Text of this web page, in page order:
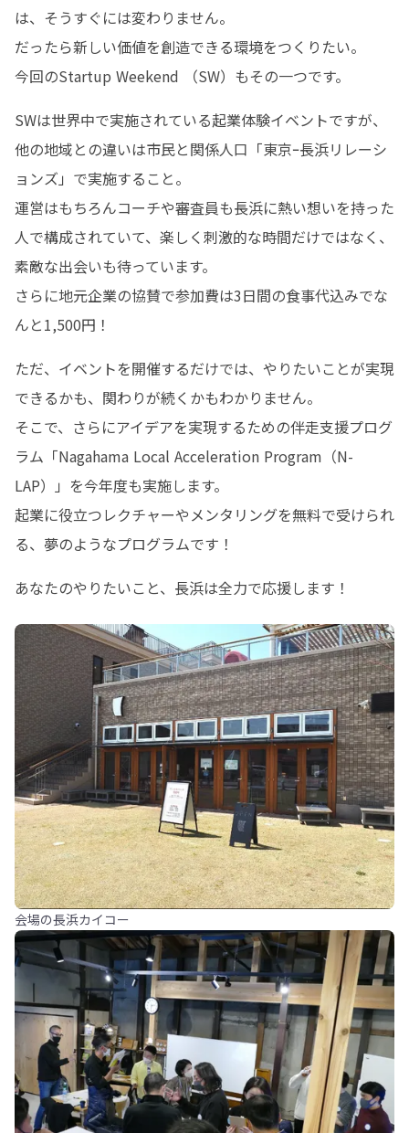
は、そうすぐには変わりません。
だったら新しい価値を創造できる環境をつくりたい。
今回のStartup Weekend （SW）もその一つです。
SWは世界中で実施されている起業体験イベントですが、
他の地域との違いは市民と関係人口「東京ｰ長浜リレーシ
ョンズ」で実施すること。
運営はもちろんコーチや審査員も長浜に熱い想いを持った
人で構成されていて、楽しく刺激的な時間だけではなく、
素敵な出会いも待っています。
さらに地元企業の協賛で参加費は3日間の食事代込みでな
んと1,500円！
ただ、イベントを開催するだけでは、やりたいことが実現
できるかも、関わりが続くかもわかりません。
そこで、さらにアイデアを実現するための伴走支援プログ
ラム「Nagahama Local Acceleration Program（N-
LAP）」を今年度も実施します。
起業に役立つレクチャーやメンタリングを無料で受けられ
る、夢のようなプログラムです！
あなたのやりたいこと、長浜は全力で応援します！
会場の長浜カイコー